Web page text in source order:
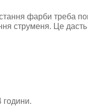
фарби треба
струменя. Це
години.